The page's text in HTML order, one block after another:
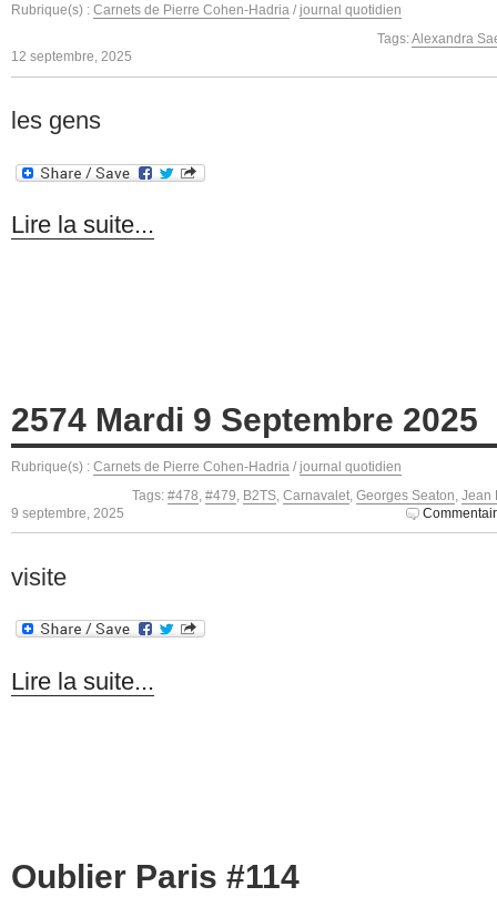
Rubrique(s) : Carnets de Pierre Cohen-Hadria / journal quotidien
Tags:Alexandra
12 septembre, 2025
les gens
Lire la suite...
2574 Mardi 9 Septembre 2025
Rubrique(s) : Carnets de Pierre Cohen-Hadria / journal quotidien
Tags: #478, #479, B2TS, Carnavalet, Georges Seaton, Jean
9 septembre, 2025
visite
Lire la suite...
Oublier Paris #114